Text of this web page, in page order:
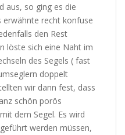
aus, so ging es die
erwähnte recht konfuse
den Rest
löste sich eine Naht im
des Segels ( fast
doppelt
wir dann fest, dass
schön porös
dem Segel. Es wird
werden müssen,